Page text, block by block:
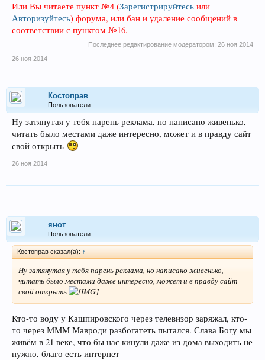
Или Вы читаете пункт №4 (Зарегистрируйтесь или
Авторизуйтесь) форума, или бан и удаление сообщений в
соответствии с пунктом №16.
Последнее редактирование модератором: 26 ноя 2014
26 ноя 2014
Костоправ
Пользователи
Ну затянутая у тебя парень реклама, но написано живенько,
читать было местами даже интересно, может и в правду сайт
свой открыть
26 ноя 2014
янот
Пользователи
Костоправ сказал(а): ↑
Ну затянутая у тебя парень реклама, но написано живенько,
читать было местами даже интересно, может и в правду сайт
свой открыть
Кто-то воду у Кашпировского через телевизор заряжал, кто-
то через МММ Мавроди разбогатеть пытался. Слава Богу мы
живём в 21 веке, что бы нас кинули даже из дома выходить не
нужно, благо есть интернет